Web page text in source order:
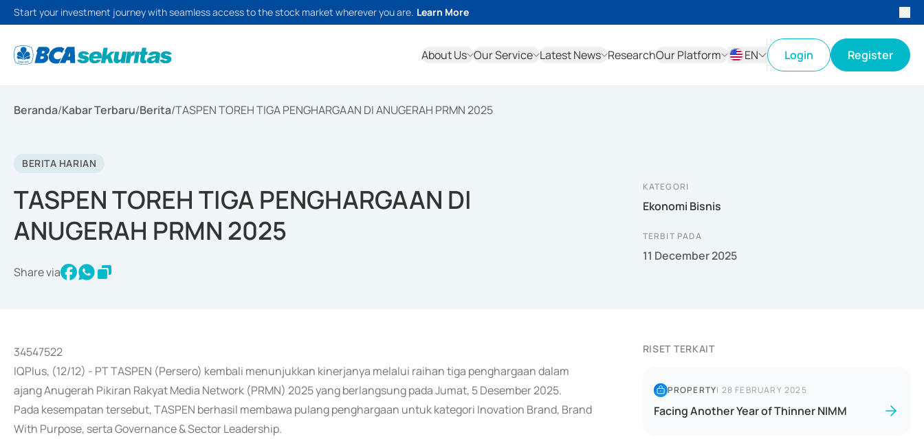
Start your investment journey with seamless access to the stock market wherever you are. Learn More
About Us Our Service Latest News ResearchOur Platform
EN
Login Register
Beranda/Kabar Terbaru/Berita/TASPEN TOREH TIGA PENGHARGAAN DI ANUGERAH PRMN 2025
BERITA HARIAN
TASPEN TOREH TIGA PENGHARGAAN DI
ANUGERAH PRMN 2025
Share via
KATEGORI
Ekonomi Bisnis
TERBIT PADA
11 December 2025
34547522
IQPlus, (12/12) - PT TASPEN (Persero) kembali menunjukkan kinerjanya melalui raihan tiga penghargaan dalam
ajang Anugerah Pikiran Rakyat Media Network (PRMN) 2025 yang berlangsung pada Jumat, 5 Desember 2025.
Pada kesempatan tersebut, TASPEN berhasil membawa pulang penghargaan untuk kategori Inovation Brand, Brand
With Purpose, serta Governance & Sector Leadership.
RISET TERKAIT
PROPERTY| 28 FEBRUARY 2025
Facing Another Year of Thinner NIMM